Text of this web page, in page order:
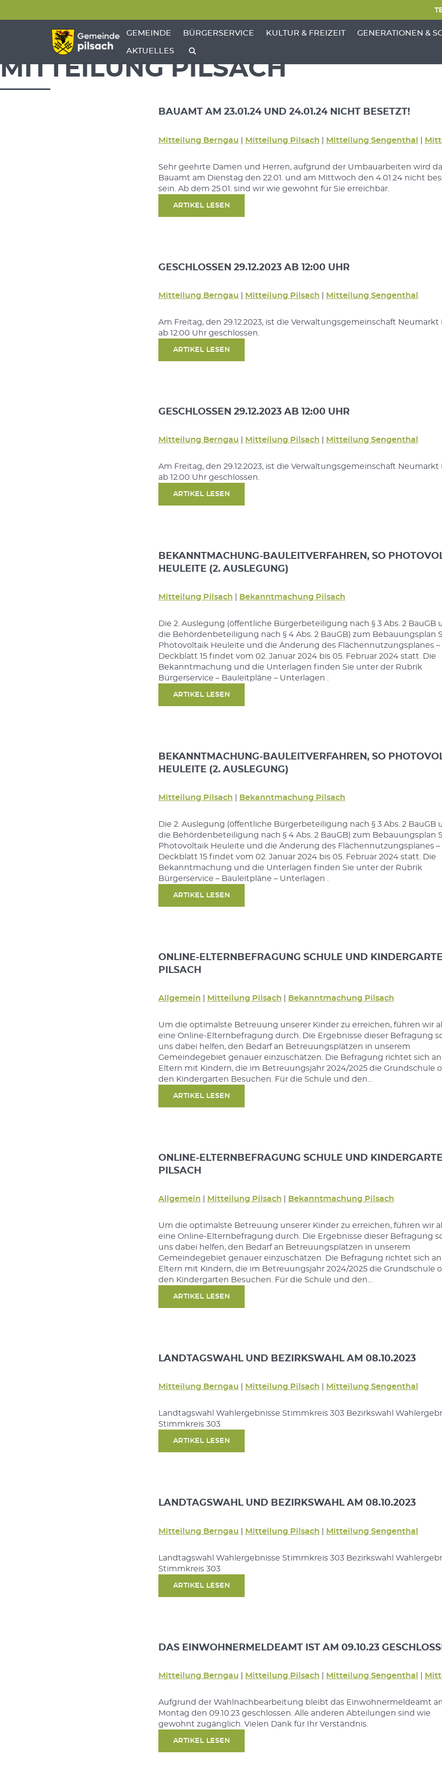
GEMEINDE
ZEIGE MENÜ-UNTERPUNKTE VON 'GEMEINDE'
BÜRGERSERVICE
ZEIGE MENÜ-UNTERPUNKTE VON 'BÜRGERSERVICE'
KULTUR & FREIZEIT GENERATIONEN &
AKTUELLES
MITTEILUNG PILSACH
BAUAMT AM 23.01.24 UND 24.01.24 NICHT BESETZT!
Mitteilung Berngau Mitteilung Pilsach Mitteilung Sengenthal
Sehr geehrte Damen und Herren, aufgrund der Umbauarbeiten wird
Bauamt am Dienstag den 22.01. und am Mittwoch den 4.01.24 nicht
sein. Ab dem 25.01. sind wir wie gewohnt für Sie erreichbar.
ARTIKEL LESEN
GESCHLOSSEN 29.12.2023 AB 12:00 UHR
Mitteilung Berngau Mitteilung Pilsach Mitteilung Sengenthal
Am Freitag, den 29.12.2023, ist die Verwaltungsgemeinschaft Neumarkt
ab 12:00 Uhr geschlossen.
ARTIKEL LESEN
GESCHLOSSEN 29.12.2023 AB 12:00 UHR
Mitteilung Berngau Mitteilung Pilsach Mitteilung Sengenthal
Am Freitag, den 29.12.2023, ist die Verwaltungsgemeinschaft Neumarkt
ab 12:00 Uhr geschlossen.
ARTIKEL LESEN
BEKANNTMACHUNG-BAULEITVERFAHREN, SO
HEULEITE (2. AUSLEGUNG)
Mitteilung Pilsach Bekanntmachung Pilsach
Die 2. Auslegung (öffentliche Bürgerbeteiligung nach § 3 Abs. 2 BauGB
die Behördenbeteiligung nach § 4 Abs. 2 BauGB) zum Bebauungsplan
Photovoltaik Heuleite und die Änderung des Flächennutzungsplanes –
Deckblatt 15 findet vom 02. Januar 2024 bis 05. Februar 2024 statt. Die
Bekanntmachung und die Unterlagen finden Sie unter der Rubrik
Bürgerservice – Bauleitpläne – Unterlagen .
ARTIKEL LESEN
BEKANNTMACHUNG-BAULEITVERFAHREN, SO
HEULEITE (2. AUSLEGUNG)
Mitteilung Pilsach Bekanntmachung Pilsach
Die 2. Auslegung (öffentliche Bürgerbeteiligung nach § 3 Abs. 2 BauGB
die Behördenbeteiligung nach § 4 Abs. 2 BauGB) zum Bebauungsplan
Photovoltaik Heuleite und die Änderung des Flächennutzungsplanes –
Deckblatt 15 findet vom 02. Januar 2024 bis 05. Februar 2024 statt. Die
Bekanntmachung und die Unterlagen finden Sie unter der Rubrik
Bürgerservice – Bauleitpläne – Unterlagen .
ARTIKEL LESEN
ONLINE-ELTERNBEFRAGUNG SCHULE UND
PILSACH
Allgemein Mitteilung Pilsach Bekanntmachung Pilsach
Um die optimalste Betreuung unserer Kinder zu erreichen, führen wir
eine Online-Elternbefragung durch. Die Ergebnisse dieser Befragung
uns dabei helfen, den Bedarf an Betreuungsplätzen in unserem
Gemeindegebiet genauer einzuschätzen. Die Befragung richtet sich an
Eltern mit Kindern, die im Betreuungsjahr 2024/2025 die Grundschule
den Kindergarten Besuchen. Für die Schule und den…
ARTIKEL LESEN
ONLINE-ELTERNBEFRAGUNG SCHULE UND
PILSACH
Allgemein Mitteilung Pilsach Bekanntmachung Pilsach
Um die optimalste Betreuung unserer Kinder zu erreichen, führen wir
eine Online-Elternbefragung durch. Die Ergebnisse dieser Befragung
uns dabei helfen, den Bedarf an Betreuungsplätzen in unserem
Gemeindegebiet genauer einzuschätzen. Die Befragung richtet sich an
Eltern mit Kindern, die im Betreuungsjahr 2024/2025 die Grundschule
den Kindergarten Besuchen. Für die Schule und den…
ARTIKEL LESEN
LANDTAGSWAHL UND BEZIRKSWAHL AM 08.10.2023
Mitteilung Berngau Mitteilung Pilsach Mitteilung Sengenthal
Landtagswahl Wahlergebnisse Stimmkreis 303 Bezirkswahl
Stimmkreis 303
ARTIKEL LESEN
LANDTAGSWAHL UND BEZIRKSWAHL AM 08.10.2023
Mitteilung Berngau Mitteilung Pilsach Mitteilung Sengenthal
Landtagswahl Wahlergebnisse Stimmkreis 303 Bezirkswahl
Stimmkreis 303
ARTIKEL LESEN
DAS EINWOHNERMELDEAMT IST AM 09.10.23
Mitteilung Berngau Mitteilung Pilsach Mitteilung Sengenthal
Aufgrund der Wahlnachbearbeitung bleibt das Einwohnermeldeamt
Montag den 09.10.23 geschlossen. Alle anderen Abteilungen sind wie
gewohnt zugänglich. Vielen Dank für Ihr Verständnis.
ARTIKEL LESEN